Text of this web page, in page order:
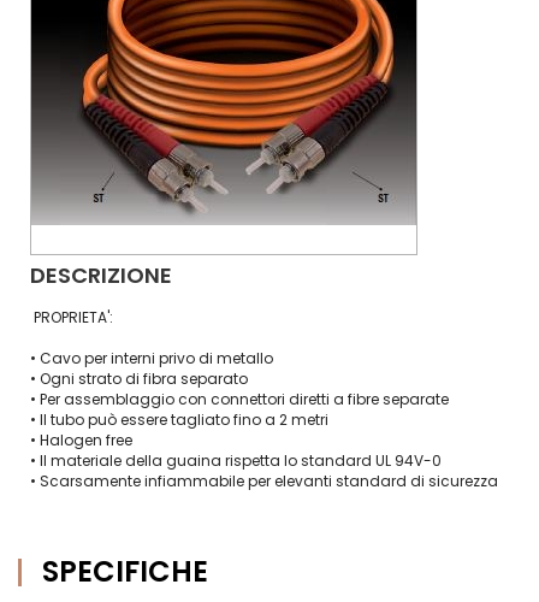
DESCRIZIONE
PROPRIETA':
• Cavo per interni privo di metallo
• Ogni strato di fibra separato
• Per assemblaggio con connettori diretti a fibre separate
• Il tubo può essere tagliato fino a 2 metri
• Halogen free
• Il materiale della guaina rispetta lo standard UL 94V-0
• Scarsamente infiammabile per elevanti standard di sicurezza
SPECIFICHE